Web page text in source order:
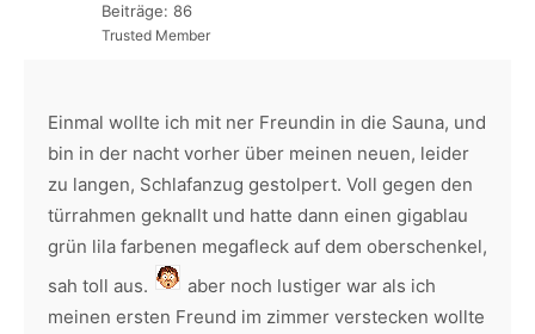
Beiträge: 86
Trusted Member
Einmal wollte ich mit ner Freundin in die Sauna, und
bin in der nacht vorher über meinen neuen, leider
zu langen, Schlafanzug gestolpert. Voll gegen den
türrahmen geknallt und hatte dann einen gigablau
grün lila farbenen megafleck auf dem oberschenkel,
sah toll aus.
aber noch lustiger war als ich
meinen ersten Freund im zimmer verstecken wollte